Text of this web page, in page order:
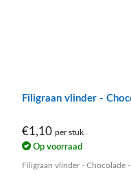
Filigraan vlinder -
€1,10 per stuk
Op voorraad
Filigraan vlinder - Chocolade